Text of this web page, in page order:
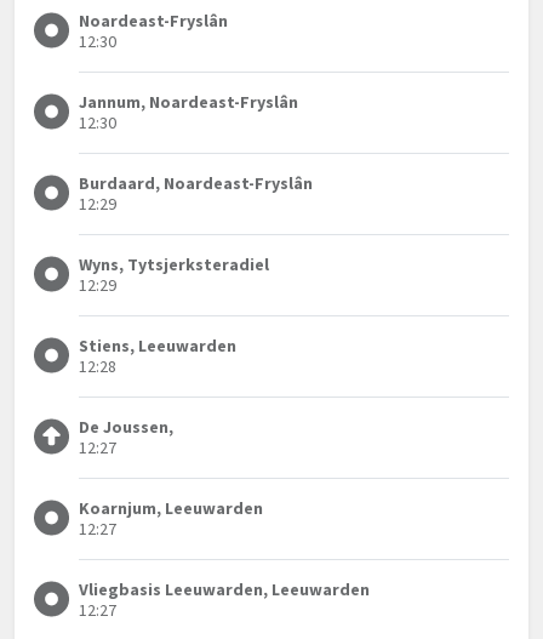
Noardeast-Fryslân
12:30
Jannum, Noardeast-Fryslân
12:30
Burdaard, Noardeast-Fryslân
12:29
Wyns, Tytsjerksteradiel
12:29
Stiens, Leeuwarden
12:28
De Joussen,
12:27
Koarnjum, Leeuwarden
12:27
Vliegbasis Leeuwarden, Leeuwarden
12:27